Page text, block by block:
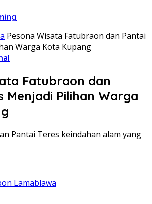
Pesona Wisata Fatubraon dan Pantai
Warga Kota Kupang
Fatubraon dan
Menjadi Pilihan Warga
Pantai Teres keindahan alam yang
Lamablawa